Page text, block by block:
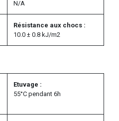
N/A
Résistance aux chocs :
10.0 ± 0.8 kJ/m2
Etuvage :
55°C pendant 6h